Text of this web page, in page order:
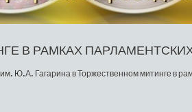
В РАМКАХ
Ю.А. Гагарина в Торжественном митинге в